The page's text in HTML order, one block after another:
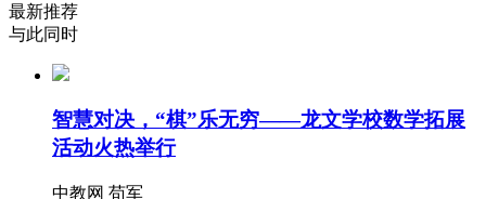
最新推荐
与此同时
智慧对决，“棋”乐无穷——龙文学校数学拓展
活动火热举行
中教网 苟军